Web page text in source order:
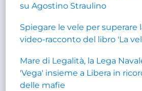
su Agostino Straulino
Spiegare le vele per superare
video-racconto del libro 'La
Mare di Legalità, la Lega
'Vega' insieme a Libera in
delle mafie